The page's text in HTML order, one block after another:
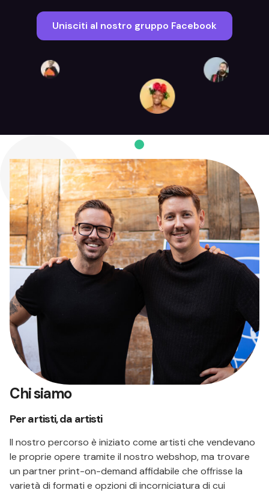
Unisciti al nostro gruppo Facebook
Chi siamo
Per artisti, da artisti
Il nostro percorso è iniziato come artisti che vendevano
le proprie opere tramite il nostro webshop, ma trovare
un partner print-on-demand affidabile che offrisse la
varietà di formati e opzioni di incorniciatura di cui